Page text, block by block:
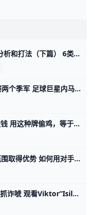
6类同花色手牌的战力分析和打法（下篇） 6类同花色手牌的战力分析和打法（上篇）：https://www.moshike.com/a/461.html 3 同种花色的起手A牌（A9s-A
足球巨星内马尔收获冬季赛两个季军 足球巨星内马尔收获冬季赛两个季军 巴西足球巨星内马尔在11月底为巴黎圣日耳曼队踢球时脚踝受伤，目前已经休赛。就像许多人在恢复健康时所做的那样，
用这种牌偷鸡，等于在送钱 ‍用这种牌偷鸡，等于在送钱 最近德州扑克微录主WPT123作客Hustler Casino Live扑克直播秀，与众多扑克名人同场竞技。 不幸的是，他的左边坐
如何用对手不平衡的手牌范围取得优势 如何用对手不平衡的手牌范围取得优势 最近我在一场低额买入锦标赛的早期遇到一手牌。当时的盲注级别为50/100,我有11640的筹码量，我对之后
如何准确抓诈唬 如何准确抓诈唬 观看Viktor“Isildur1”Blom打现场扑克锦标赛是一种难得的享受。2018年2月,Isildur1参加了Party